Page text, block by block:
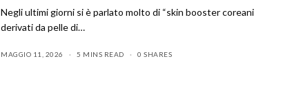
Negli ultimi giorni si è parlato molto di “skin booster coreani
derivati da pelle di…
MAGGIO 11, 2026 5 MINS READ 0 SHARES